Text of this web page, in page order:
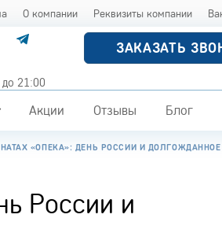
О компании Реквизиты компании
21:00
ЗАКАЗАТЬ
Акции Отзывы Блог
«ОПЕКА»: ДЕНЬ РОССИИ И
России и